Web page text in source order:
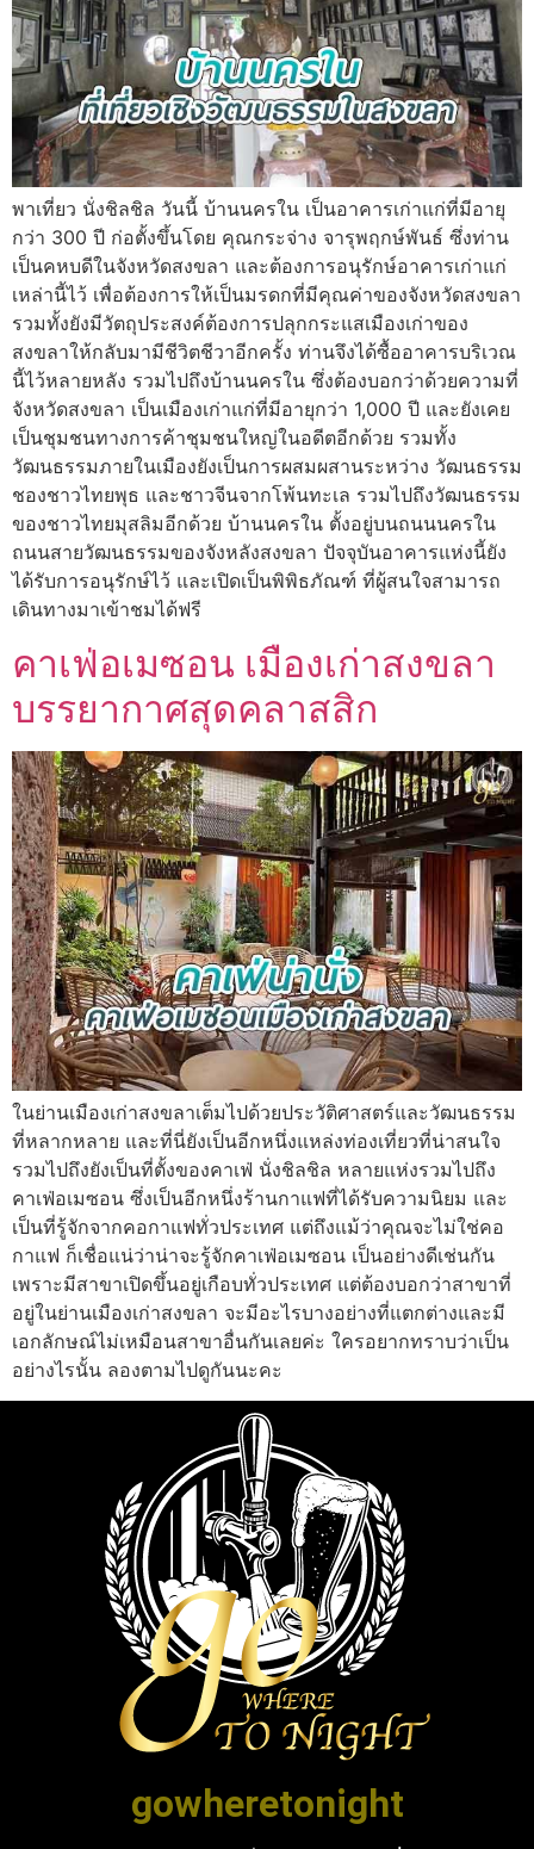
พาเที่ยว นั่งชิลชิล วันนี้ บ้านนครใน เป็นอาคารเก่าแก่ที่มีอายุ
กว่า 300 ปี ก่อตั้งขึ้นโดย คุณกระจ่าง จารุพฤกษ์พันธ์ ซึ่งท่าน
เป็นคหบดีในจังหวัดสงขลา และต้องการอนุรักษ์อาคารเก่าแก่
เหล่านี้ไว้ เพื่อต้องการให้เป็นมรดกที่มีคุณค่าของจังหวัดสงขลา
รวมทั้งยังมีวัตถุประสงค์ต้องการปลุกกระแสเมืองเก่าของ
สงขลาให้กลับมามีชีวิตชีวาอีกครั้ง ท่านจึงได้ซื้ออาคารบริเวณ
นี้ไว้หลายหลัง รวมไปถึงบ้านนครใน ซึ่งต้องบอกว่าด้วยความที่
จังหวัดสงขลา เป็นเมืองเก่าแก่ที่มีอายุกว่า 1,000 ปี และยังเคย
เป็นชุมชนทางการค้าชุมชนใหญ่ในอดีตอีกด้วย รวมทั้ง
วัฒนธรรมภายในเมืองยังเป็นการผสมผสานระหว่าง วัฒนธรรม
ชองชาวไทยพุธ และชาวจีนจากโพ้นทะเล รวมไปถึงวัฒนธรรม
ของชาวไทยมุสลิมอีกด้วย บ้านนครใน ตั้งอยู่บนถนนนครใน
ถนนสายวัฒนธรรมของจังหลังสงขลา ปัจจุบันอาคารแห่งนี้ยัง
ได้รับการอนุรักษ์ไว้ และเปิดเป็นพิพิธภัณฑ์ ที่ผู้สนใจสามารถ
เดินทางมาเข้าชมได้ฟรี
คาเฟ่อเมซอน เมืองเก่าสงขลา
บรรยากาศสุดคลาสสิก
ในย่านเมืองเก่าสงขลาเต็มไปด้วยประวัติศาสตร์และวัฒนธรรม
ที่หลากหลาย และที่นี่ยังเป็นอีกหนึ่งแหล่งท่องเที่ยวที่น่าสนใจ
รวมไปถึงยังเป็นที่ตั้งของคาเฟ่ นั่งชิลชิล หลายแห่งรวมไปถึง
คาเฟ่อเมซอน ซึ่งเป็นอีกหนึ่งร้านกาแฟที่ได้รับความนิยม และ
เป็นที่รู้จักจากคอกาแฟทั่วประเทศ แต่ถึงแม้ว่าคุณจะไม่ใช่คอ
กาแฟ ก็เชื่อแน่ว่าน่าจะรู้จักคาเฟ่อเมซอน เป็นอย่างดีเช่นกัน
เพราะมีสาขาเปิดขึ้นอยู่เกือบทั่วประเทศ แต่ต้องบอกว่าสาขาที่
อยู่ในย่านเมืองเก่าสงขลา จะมีอะไรบางอย่างที่แตกต่างและมี
เอกลักษณ์ไม่เหมือนสาขาอื่นกันเลยค่ะ ใครอยากทราบว่าเป็น
อย่างไรนั้น ลองตามไปดูกันนะคะ
gowheretonight